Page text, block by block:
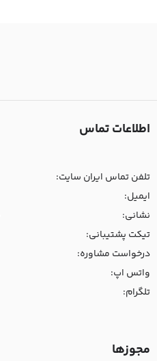
اطلاعات تماس
تلفن تماس ایران سایت:
ایمیل:
نشانی:
تیکت پشتیبانی:
درخواست مشاوره:
واتس اپ:
تلگرام:
مجوزها